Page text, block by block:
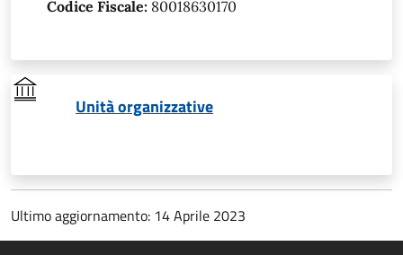
Codice Fiscale: 80018630170
Unità organizzative
Ultimo aggiornamento: 14 Aprile 2023